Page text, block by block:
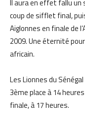
Il aura en effet fallu un
coup de sifflet final,
Aiglonnes en finale de
2009. Une éternité
africain.
LesLionnes du
3ème place à 14
finale, à 17 heures.